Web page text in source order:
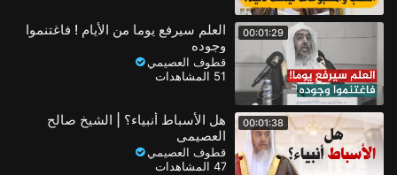
00:01:29
العلم سيرفع يوما من الأيام ! فاغتنموا
وجوده
قطوف العصيمي
51 المشاهدات
00:01:38
هل الأسباط أنبياء؟ | الشيخ صالح
العصيمي
قطوف العصيمي
47 المشاهدات